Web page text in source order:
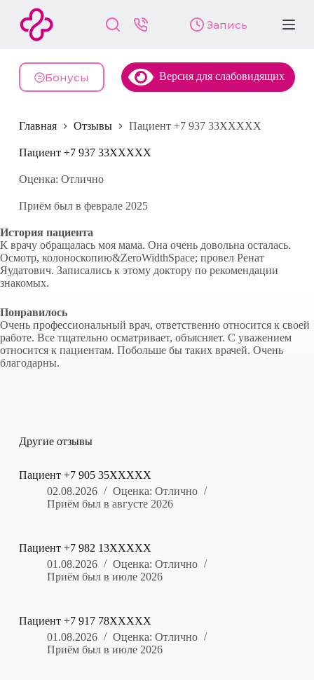
й
и
у
и
Запись
Бонусы Версия для слабовидящих
Главная Отзывы Пациент +7 937 33XXXXX
Пациент +7 937 33XXXXX
Оценка: Отлично
Приём был в феврале 2025
История пациента
К врачу обращалась моя мама. Она очень довольна осталась.
Осмотр, колоноскопию&ZeroWidthSpace; провел Ренат
Яудатович. Записались к этому доктору по рекомендации
знакомых.
Понравилось
Очень профессиональный врач, ответственно относится к своей
работе. Все тщательно осматривает, объясняет. С уважением
относится к пациентам. Побольше бы таких врачей. Очень
благодарны.
Другие отзывы
Пациент +7 905 35XXXXX
02.08.2026
Оценка: Отлично
Приём был в августе 2026
Пациент +7 982 13XXXXX
01.08.2026
Оценка: Отлично
Приём был в июле 2026
Пациент +7 917 78XXXXX
01.08.2026
Оценка: Отлично
Приём был в июле 2026